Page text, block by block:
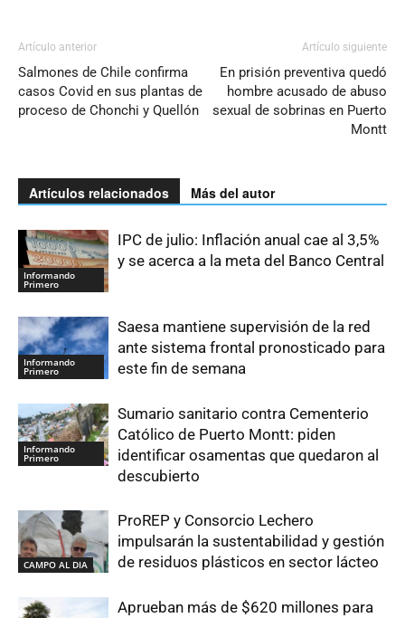
Artículo anterior
Salmones de Chile confirma
casos Covid en sus plantas de
proceso de Chonchi y Quellón
Artículo siguiente
En prisión preventiva quedó
hombre acusado de abuso
sexual de sobrinas en Puerto
Montt
Artículos relacionados Más del autor
Informando
Primero
IPC de julio: Inflación anual cae al 3,5%
y se acerca a la meta del Banco Central
Informando
Primero
Saesa mantiene supervisión de la red
ante sistema frontal pronosticado para
este fin de semana
Informando
Primero
Sumario sanitario contra Cementerio
Católico de Puerto Montt: piden
identificar osamentas que quedaron al
descubierto
CAMPO AL DIA
ProREP y Consorcio Lechero
impulsarán la sustentabilidad y gestión
de residuos plásticos en sector lácteo
Aprueban más de $620 millones para